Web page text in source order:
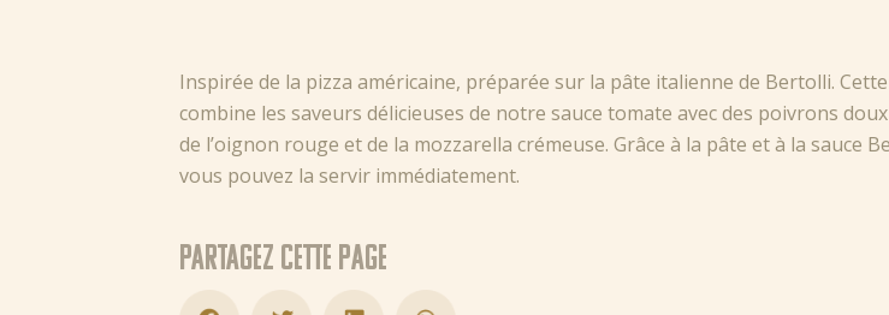
Inspirée de la pizza américaine, préparée sur la pâte italienne de Bertolli.
combine les saveurs délicieuses de notre sauce tomate avec des poivrons
de l’oignon rouge et de la mozzarella crémeuse. Grâce à la pâte et à la sauce
vous pouvez la servir immédiatement.
Partagez cette page